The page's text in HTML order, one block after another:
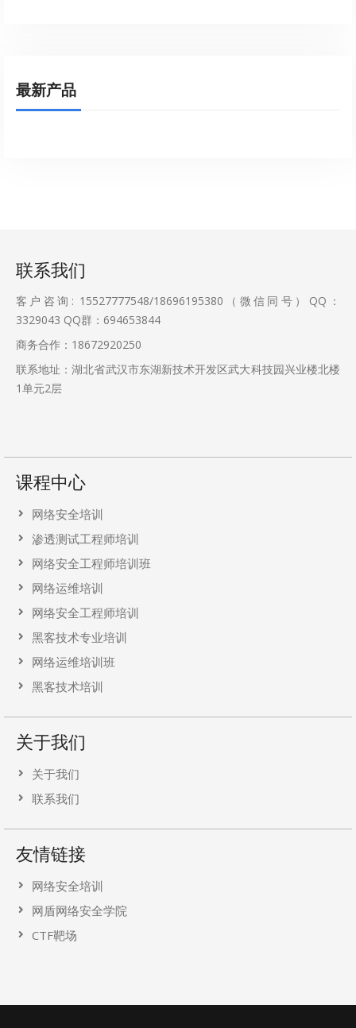
最新产品
联系我们
客户咨询: 15527777548/18696195380（微信同号）QQ：
3329043 QQ群：694653844
商务合作：18672920250
联系地址：湖北省武汉市东湖新技术开发区武大科技园兴业楼北楼
1单元2层
课程中心
网络安全培训
渗透测试工程师培训
网络安全工程师培训班
网络运维培训
网络安全工程师培训
黑客技术专业培训
网络运维培训班
黑客技术培训
关于我们
关于我们
联系我们
友情链接
网络安全培训
网盾网络安全学院
CTF靶场